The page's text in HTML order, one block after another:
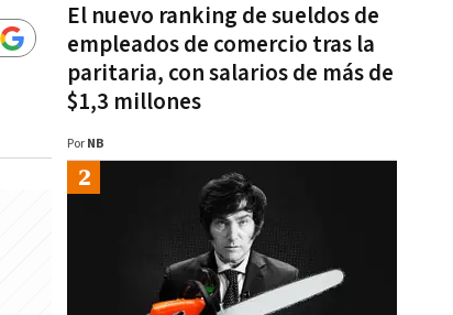
El nuevo ranking de sueldos de
empleados de comercio tras la
paritaria, con salarios de más de
$1,3 millones
Por NB